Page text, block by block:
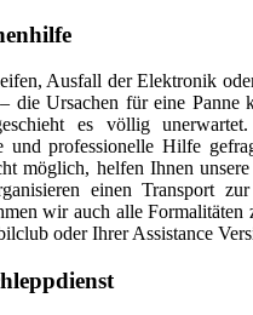
Ausfall der Elektronik
die Ursachen für eine Panne
es völlig
und professionelle Hilfe
möglich, helfen Ihnen
einen Transport zur
wir auch alle
oder Ihrer Assistance